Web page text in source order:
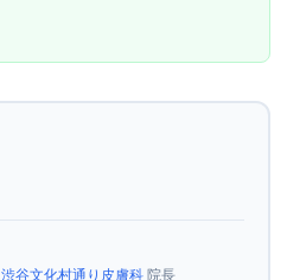
渋谷文化村通り皮膚科 院長